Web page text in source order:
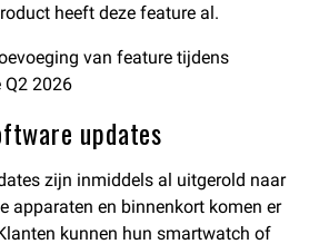
heeft deze feature al.
van feature tijdens
2026
updates
zijn inmiddels al uitgerold naar
apparaten en binnenkort komen er
kunnen hun smartwatch of